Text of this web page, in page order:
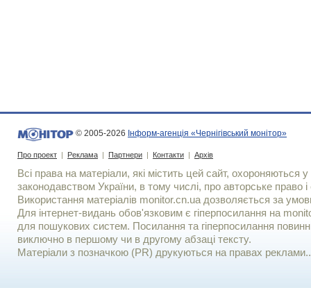
© 2005-2026 Інформ-агенція «Чернігівський монітор»
Про проект | Реклама | Партнери | Контакти | Архів
Всі права на матеріали, які містить цей сайт, охороняються у
законодавством України, в тому числі, про авторське право і
Використання матерiалiв monitor.cn.ua дозволяється за
Для iнтернет-видань обов'язковим є гiперпосилання на
для пошукових систем. Посилання та гіперпосилання
виключно в першому чи в другому абзаці тексту.
Матеріали з позначкою (PR) друкуються на правах реклами..